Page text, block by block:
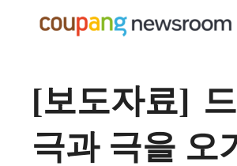
[보도자료]
극과 극을 오